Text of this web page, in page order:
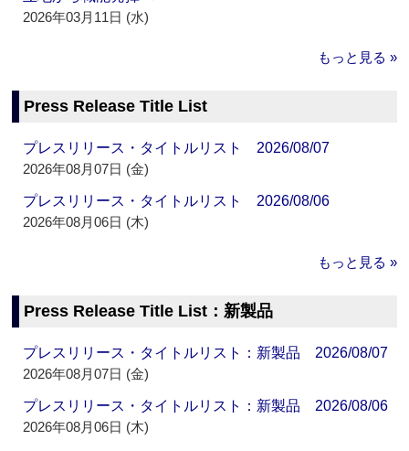
2026年03月11日 (水)
もっと見る »
Press Release Title List
プレスリリース・タイトルリスト 2026/08/07
2026年08月07日 (金)
プレスリリース・タイトルリスト 2026/08/06
2026年08月06日 (木)
もっと見る »
Press Release Title List：新製品
プレスリリース・タイトルリスト：新製品 2026/08/07
2026年08月07日 (金)
プレスリリース・タイトルリスト：新製品 2026/08/06
2026年08月06日 (木)